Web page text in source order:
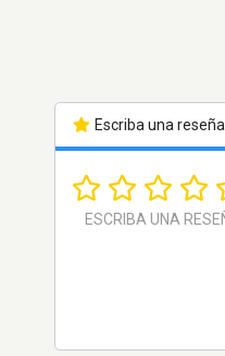
Escriba una reseña